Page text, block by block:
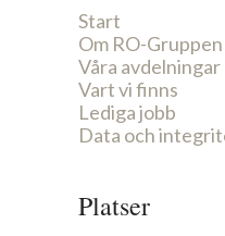
Start
Om RO-Gruppen
Våra avdelningar
Vart vi finns
Lediga jobb
Data och
Platser